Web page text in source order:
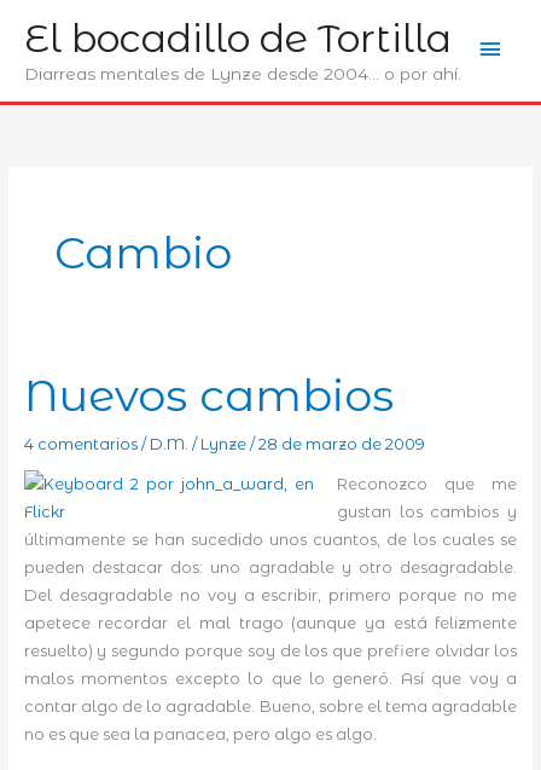
contenido
El bocadillo de Tortilla
Diarreas mentales de Lynze desde 2004... o por ahí.
Cambio
Nuevos cambios
4 comentarios / D.M. / Lynze /28 de marzo de 2009
Reconozco que me
gustan los cambios y
últimamente se han sucedido unos cuantos, de los cuales se
pueden destacar dos: uno agradable y otro desagradable.
Del desagradable no voy a escribir, primero porque no me
apetece recordar el mal trago (aunque ya está felizmente
resuelto) y segundo porque soy de los que prefiere olvidar los
malos momentos excepto lo que lo generó. Así que voy a
contar algo de lo agradable. Bueno, sobre el tema agradable
no es que sea la panacea, pero algo es algo.